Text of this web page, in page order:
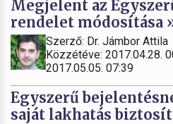
Megjelent az
rendelet módosítása
Szerző: Dr. Jámbor Attila
Közzétéve: 2017.04.28.
2017.05.05. 07:39
Egyszerű
saját lakhatás